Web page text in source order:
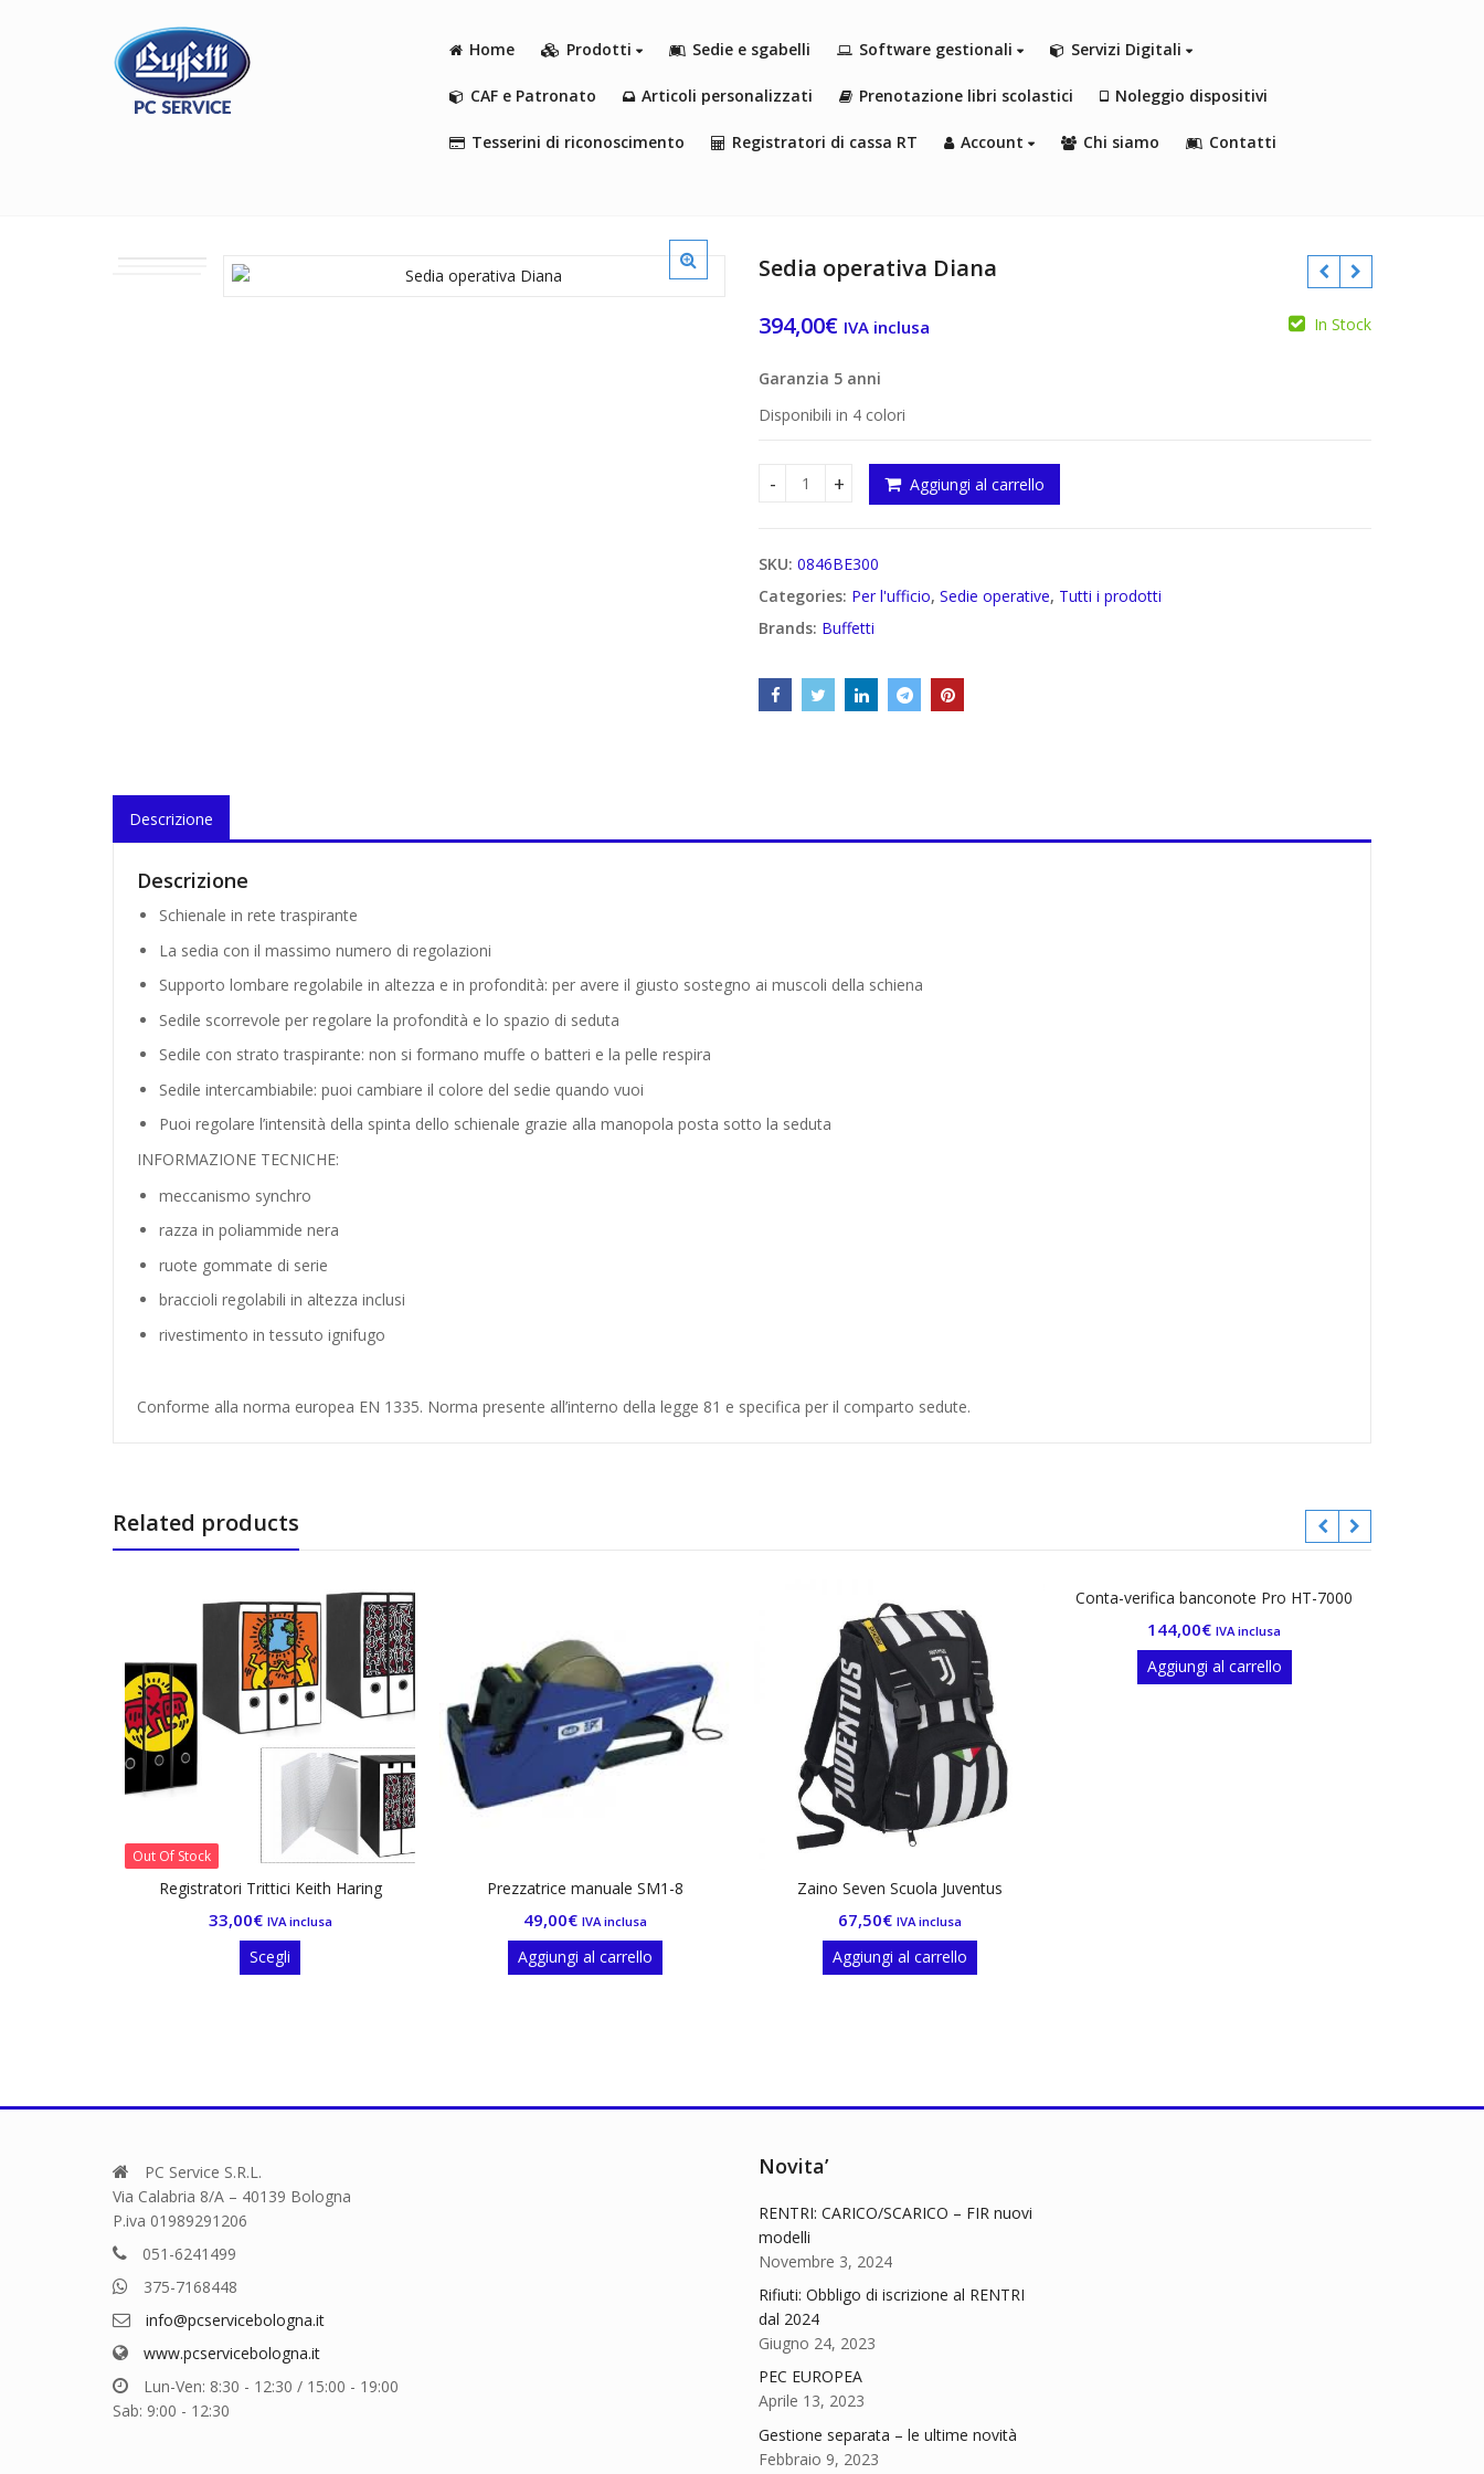
Home Prodotti Sedie e sgabelli Software gestionali Servizi Digitali
CAF e Patronato Articoli personalizzati Prenotazione libri scolastici Noleggio dispositivi
Tesserini di riconoscimento Registratori di cassa RT Account Chi siamo Contatti
Sedia operativa Diana
394,00€ IVA inclusa In Stock
Garanzia 5 anni
Disponibili in 4 colori
Sedia operativa Diana quantity
Aggiungi al carrello
SKU: 0846BE300
Categories: Per l'ufficio, Sedie operative, Tutti i prodotti
Brands: Buffetti
Descrizione
Descrizione
Schienale in rete traspirante
La sedia con il massimo numero di regolazioni
Supporto lombare regolabile in altezza e in profondità: per avere il giusto sostegno ai muscoli della schiena
Sedile scorrevole per regolare la profondità e lo spazio di seduta
Sedile con strato traspirante: non si formano muffe o batteri e la pelle respira
Sedile intercambiabile: puoi cambiare il colore del sedie quando vuoi
Puoi regolare l’intensità della spinta dello schienale grazie alla manopola posta sotto la seduta
INFORMAZIONE TECNICHE:
meccanismo synchro
razza in poliammide nera
ruote gommate di serie
braccioli regolabili in altezza inclusi
rivestimento in tessuto ignifugo
Conforme alla norma europea EN 1335. Norma presente all’interno della legge 81 e specifica per il comparto sedute.
Related products
Trittici Keith Haring
scelte
nella
pagina
prodotto
Prezzatrice manuale SM1-8 Zaino Seven Scuola Juventus
Aggiungi al carrello
Conta-verifica banconote Pro HT-7000
144,00
Aggiungi al carrello
PC Service S.R.L.
Via Calabria 8/A – 40139 Bologna
P.iva 01989291206
051-6241499
375-7168448
info@pcservicebologna.it
www.pcservicebologna.it
Lun-Ven: 8:30 - 12:30 / 15:00 - 19:00
Sab: 9:00 - 12:30
Novita’
RENTRI: CARICO/SCARICO – FIR nuovi
modelli
Novembre 3, 2024
Rifiuti: Obbligo di iscrizione al RENTRI
dal 2024
Giugno 24, 2023
PEC EUROPEA
Aprile 13, 2023
Gestione separata – le ultime novità
Febbraio 9, 2023